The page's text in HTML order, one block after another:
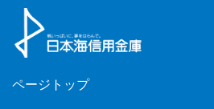
ページトップ